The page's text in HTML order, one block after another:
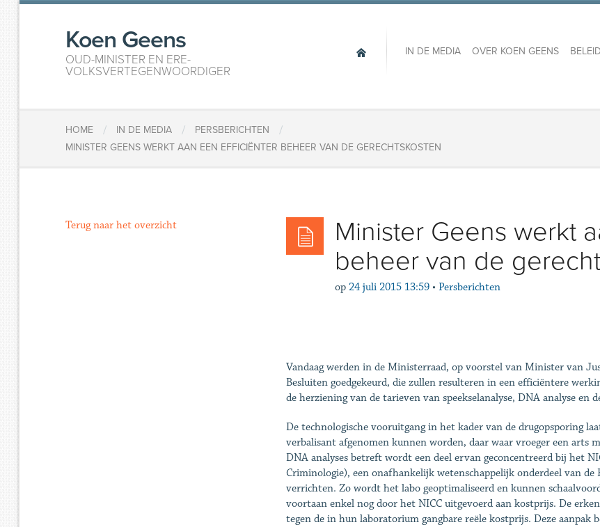
Koen Geens
OUD-MINISTER EN ERE-
VOLKSVERTEGENWOORDIGER
IN DE MEDIA OVER KOEN GEENS BELEID
HOME / IN DE MEDIA / PERSBERICHTEN /
MINISTER GEENS WERKT AAN EEN EFFICIËNTER BEHEER VAN DE GERECHTSKOSTEN
Minister Geens werkt
beheer van de
op 24 juli 2015 13:59 • Persberichten
Vandaag werden in de Ministerraad, op voorstel van Minister van
Besluiten goedgekeurd, die zullen resulteren in een efficiëntere
de herziening van de tarieven van speekselanalyse, DNA analyse en
De technologische vooruitgang in het kader van de drugopsporing
verbalisant afgenomen kunnen worden, daar waar vroeger een arts
DNA analyses betreft wordt een deel ervan geconcentreerd bij het
Criminologie), een onafhankelijk wetenschappelijk onderdeel van
verrichten. Zo wordt het labo geoptimaliseerd en kunnen
voortaan enkel nog door het NICC uitgevoerd aan kostprijs. De
tegen de in hun laboratorium gangbare reële kostprijs. Deze aanpak
Terug naar het overzicht